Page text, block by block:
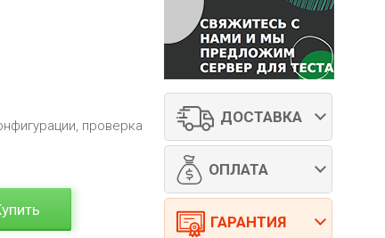
проверка
ДОСТАВКА
ОПЛАТА
ГАРАНТИЯ